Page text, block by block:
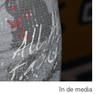
In de media